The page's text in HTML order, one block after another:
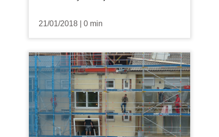
21/01/2018 0 min